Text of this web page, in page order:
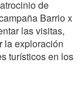
de
Barrio x
las visitas,
la exploración
turísticos en los